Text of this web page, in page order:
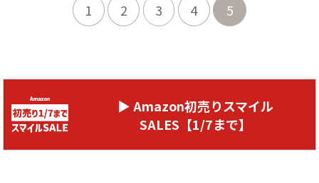
1 2 3 4 5
▶ Amazon初売りスマイル
SALES【1/7まで】